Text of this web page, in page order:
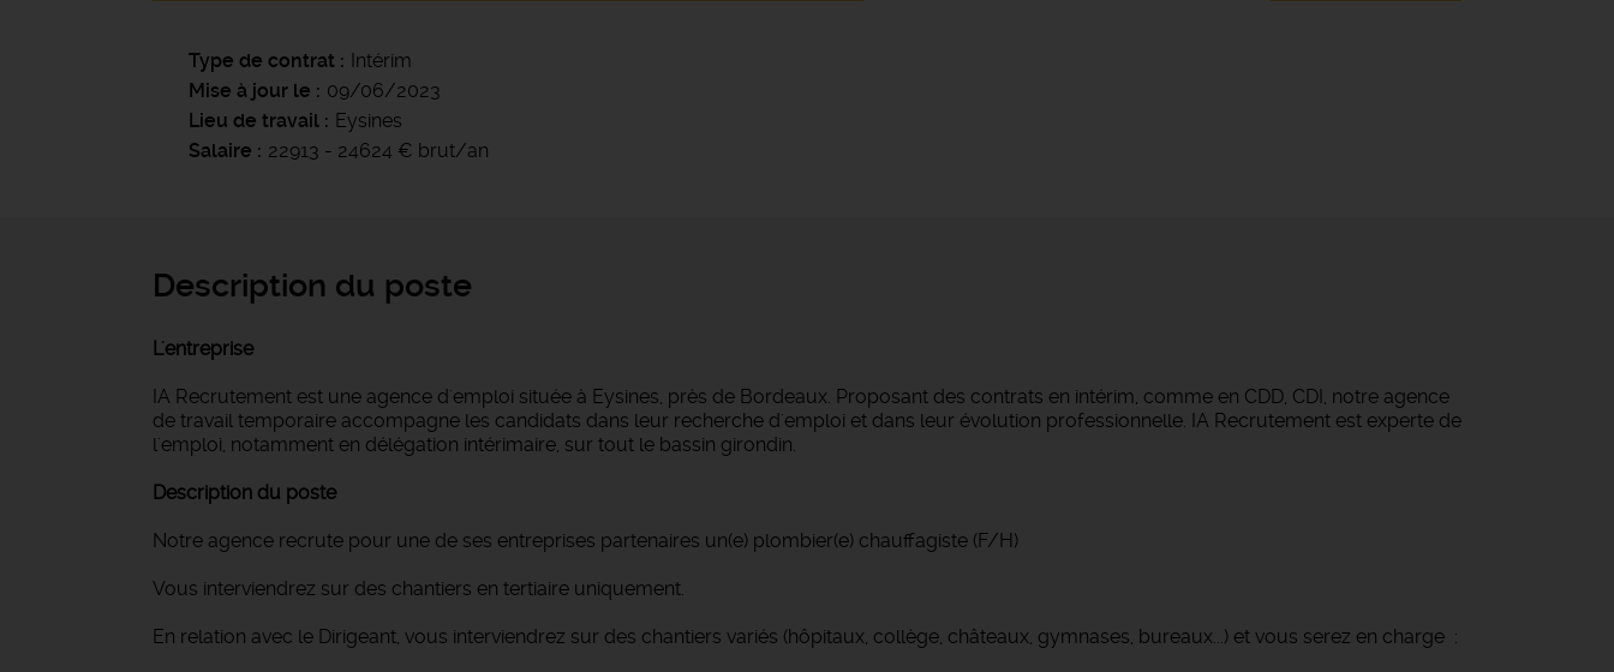
Type de contrat
Intérim
Mise à jour le
09/06/2023
Lieu de travail
Eysines
Salaire
22913 - 24624 € brut/an
Description du poste
L'entreprise
IA Recrutement est une agence d'emploi située à Eysines, près de Bordeaux. Proposant des contrats en intérim, comme en CDD, CDI, notre agence
de travail temporaire accompagne les candidats dans leur recherche d'emploi et dans leur évolution professionnelle. IA Recrutement est experte de
l'emploi, notamment en délégation intérimaire, sur tout le bassin girondin.
Description du poste
Notre agence recrute pour une de ses entreprises partenaires un(e) plombier(e) chauffagiste (F/H)
Vous interviendrez sur des chantiers en tertiaire uniquement.
En relation avec le Dirigeant, vous interviendrez sur des chantiers variés (hôpitaux, collège, châteaux, gymnases, bureaux...) et vous serez en charge :